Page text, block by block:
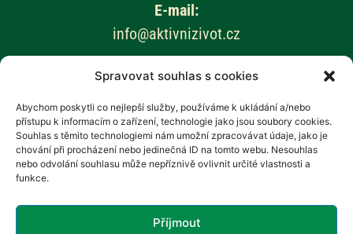
Spravovat souhlas s cookies
Abychom poskytli co nejlepší služby, používáme k ukládání a/nebo
přístupu k informacím o zařízení, technologie jako jsou soubory cookies.
Souhlas s těmito technologiemi nám umožní zpracovávat údaje, jako je
chování při procházení nebo jedinečná ID na tomto webu. Nesouhlas
nebo odvolání souhlasu může nepříznivě ovlivnit určité vlastnosti a
funkce.
Příjmout
E-mail:
info@aktivnizivot.cz
Odborní garanti:
Prof. MUDr. Eva Kubala Havrdová, CSc.
Prim. MUDr. Marta Vachová
Web provozuje: